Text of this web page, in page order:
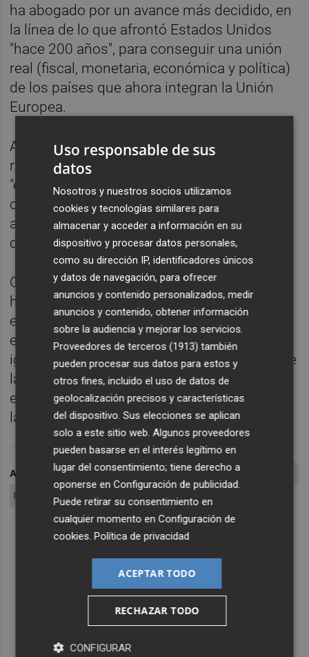
ha abogado por un avance más decidido, en
la línea de lo que afrontó Estados Unidos
"hace 200 años", para conseguir una unión
real (fiscal, monetaria, económica y política)
de los países que ahora integran la Unión
Europea.
Ante este panorama, el economista se ha
referido al momento actual como una
"encrucijada histórica crítica", dado que las
consecuencias de las medidas que tomen
ahora los dirigentes de la UE se sentirán
durante décadas por los ciudadanos.
Otro de los pilares sobre los que Doménech
ha sustentado la posible recuperación
económica de España es la inversión en
educación y la búsqueda de la garantía de la
igualdad de oportunidades, más por la vía de
la prestación de este tipo de servicios
esenciales que por la vía del incremento de
la recaudación impositiva.
ARCHIVADO EN PARO CRECIMIENTO ECONOMÍA
BBVA
RAFAEL DOMENECH
Uso responsable de sus
datos
Nosotros y nuestros socios utilizamos
cookies y tecnologías similares para
almacenar y acceder a información en su
dispositivo y procesar datos personales,
como su dirección IP, identificadores únicos
y datos de navegación, para ofrecer
anuncios y contenido personalizados, medir
anuncios y contenido, obtener información
sobre la audiencia y mejorar los servicios.
Proveedores de terceros (1913) también
pueden procesar sus datos para estos y
otros fines, incluido el uso de datos de
geolocalización precisos y características
del dispositivo. Sus elecciones se aplican
solo a este sitio web. Algunos proveedores
pueden basarse en el interés legítimo en
lugar del consentimiento; tiene derecho a
oponerse enConfiguración de publicidad
Puede retirar su consentimiento en
cualquier momento enConfiguración de
cookies .Política de privacidad
ACEPTAR TODO
RECHAZAR TODO
CONFIGURAR